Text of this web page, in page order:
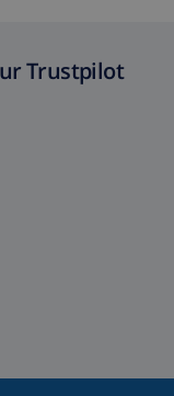
Trustpilot